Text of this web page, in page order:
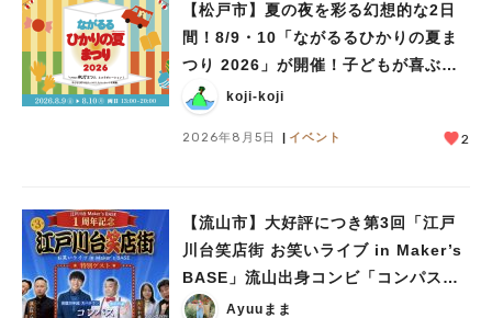
【松戸市】夏の夜を彩る幻想的な2日
間！8/9・10「ながるるひかりの夏ま
つり 2026」が開催！子どもが喜ぶワ
ークショップや限定ヒーローショーも
koji-koji
2026年8月5日 イベント 2
【流山市】大好評につき第3回「江戸
川台笑店街 お笑いライブ in Maker’s
BASE」流山出身コンビ「コンパス」
も登場！8/23（日）
Ayuuまま